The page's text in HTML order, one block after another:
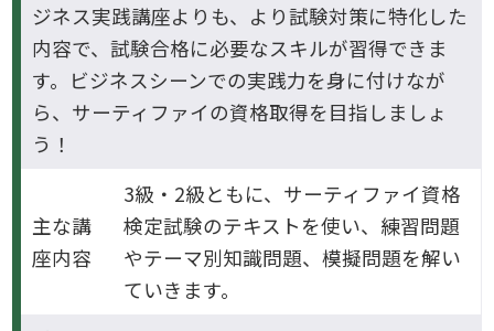
ジネス実践講座よりも、より試験対策に特化した
内容で、試験合格に必要なスキルが習得できま
す。ビジネスシーンでの実践力を身に付けなが
ら、サーティファイの資格取得を目指しましょ
う！
主な講
座内容
3級・2級ともに、サーティファイ資格
検定試験のテキストを使い、練習問題
やテーマ別知識問題、模擬問題を解い
ていきます。